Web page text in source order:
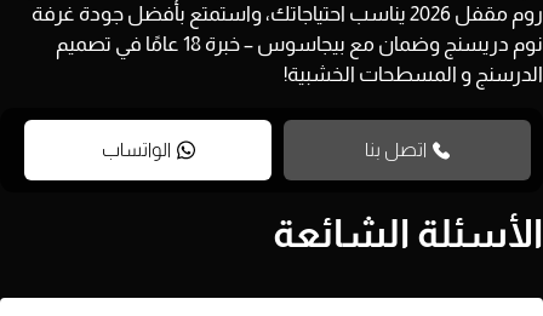
روم مقفل 2026 يناسب احتياجاتك، واستمتع بأفضل جودة غرفة
نوم دريسنج وضمان مع بيجاسوس – خبرة 18 عامًا
في تصميم
الدرسنج و المسطحات الخشبية!
اتصل بنا الواتساب
الأسئلة الشائعة